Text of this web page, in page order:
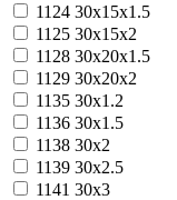
1124 30x15x1.5
1125 30x15x2
1128 30x20x1.5
1129 30x20x2
1135 30х1.2
1136 30х1.5
1138 30х2
1139 30х2.5
1141 30х3